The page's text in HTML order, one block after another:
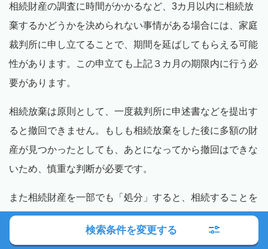
相続財産の調査に時間がかかるなど、3カ月以内に相続放
棄するかどうかを決められない事情がある場合には、家庭
裁判所に申し立てることで、期間を延ばしてもらえる可能
性があります。この申立ても上記３カ月の期限内に行う必
要があります。
相続放棄は原則として、一度裁判所に申述書などを提出す
ると撤回できません。もしも相続放棄をした後に多額の財
産が見つかったとしても、あとになってから撤回はできな
いため、慎重な判断が必要です。
また相続財産を一部でも「処分」すると、相続することを
承認したとみなされ、相続放棄ができなくなってしまいま
す。相続放棄をする場合は、相続財産に手をつけないよう
検索条件を変更する